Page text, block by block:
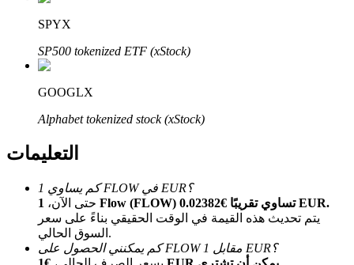
شركاء بيترو
شركاء Bitrue
تصل العمولات إلى 65٪!
SPYX
SP500 tokenized ETF (xStock)
GOOGLX
Alphabet tokenized stock (xStock)
التعليمات
كم يساوي 1 FLOW في EUR؟
حتى الآن،
1 Flow (FLOW) تساوي تقريبًا €0.02382 EUR.
يتم تحديث هذه القيمة في الوقت الحقيقي بناءً على سعر
السوق الحالي.
كم يمكنني الحصول على FLOW مقابل 1 EUR؟